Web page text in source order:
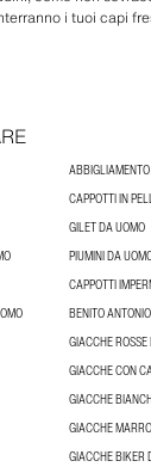
i tuoi capi
CAPPOTTI IN
GILET DA UOMO
PIUMINI DA
CAPPOTTI
BENITO ANTONIO
GIACCHE
GIACCHE CON
GIACCHE
GIACCHE
GIACCHE BIKER